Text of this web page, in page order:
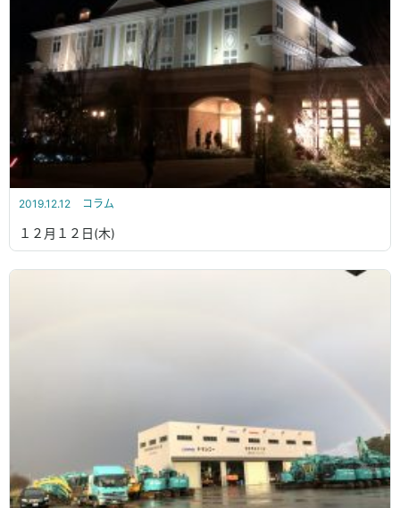
2019.12.12 コラム
１２月１２日(木)